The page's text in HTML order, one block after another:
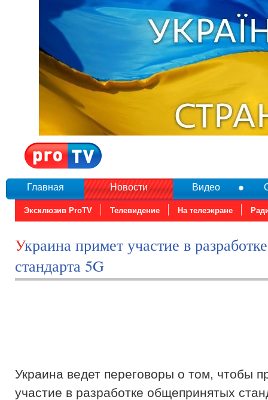
Главная Новости
Эксклюзив ProTV Телевидение На телеэкране
Видео
Украина примет участие в разработке связи
стандарта 5G
Украина ведет переговоры о том, чтобы
участие в разработке общепринятых